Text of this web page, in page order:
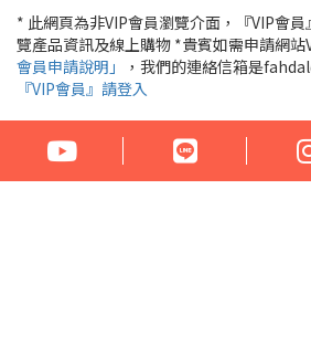
* 此網頁為非VIP會員瀏覽介面，『VIP會
覽產品資訊及線上購物 *貴賓如需申請網站
會員申請說明」
，我們的連絡信箱是
『VIP會員』請登入